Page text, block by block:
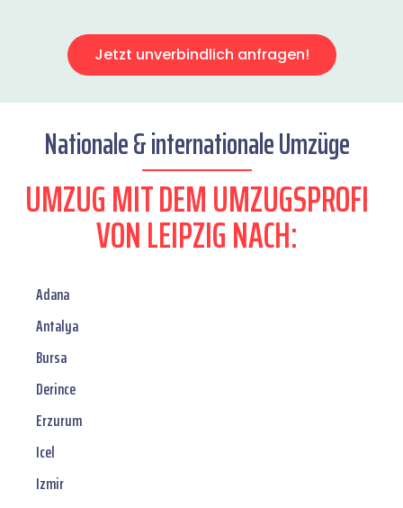
Jetzt unverbindlich anfragen!
Nationale & internationale Umzüge
UMZUG MIT DEM UMZUGSPROFI
VON LEIPZIG NACH:
Adana
Antalya
Bursa
Derince
Erzurum
Icel
Izmir